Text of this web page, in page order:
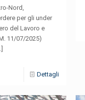
Nord,
per gli under
del Lavoro e
11/07/2025)
Dettagli